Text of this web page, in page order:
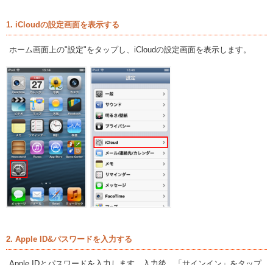
1. iCloudの設定画面を表示する
ホーム画面上の"設定"をタップし、iCloudの設定画面を表示します。
2. Apple ID&パスワードを入力する